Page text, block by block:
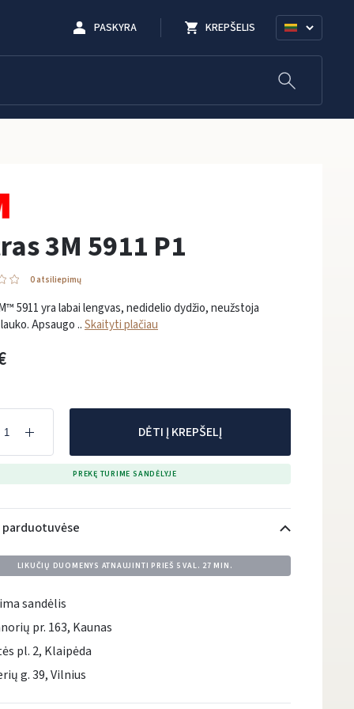
PASKYRA KREPŠELIS
3M 5911 P1
0 atsiliepimų
5911 yra labai lengvas, nedidelio dydžio, neužstoja
Apsaugo ..Skaityti plačiau
DĖTI Į KREPŠELĮ
PREKĘ TURIME SANDĖLYJE
parduotuvėse
LIKUČIŲ DUOMENYS ATNAUJINTI PRIEŠ 5 VAL. 27 MIN.
sandėlis
pr. 163, Kaunas
pl. 2, Klaipėda
g. 39, Vilnius